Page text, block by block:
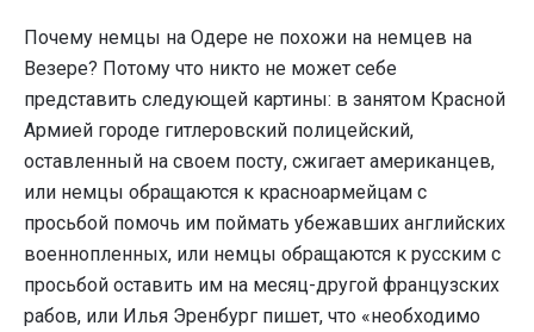
Почему немцы на Одере не похожи на немцев на
Везере? Потому что никто не может себе
представить следующей картины: в занятом Красной
Армией городе гитлеровский полицейский,
оставленный на своем посту, сжигает американцев,
или немцы обращаются к красноармейцам с
просьбой помочь им поймать убежавших английских
военнопленных, или немцы обращаются к русским с
просьбой оставить им на месяц-другой французских
рабов, или Илья Эренбург пишет, что «необходимо